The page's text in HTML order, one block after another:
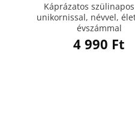
Káprázatos
unikornissal, névvel,
évszámmal
4 990 Ft